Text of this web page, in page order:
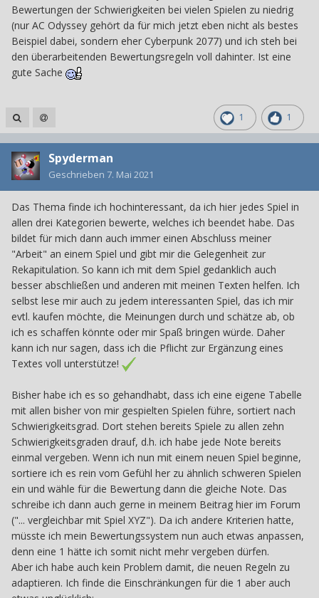
Bewertungen der Schwierigkeiten bei vielen Spielen zu niedrig
(nur AC Odyssey gehört da für mich jetzt eben nicht als bestes
Beispiel dabei, sondern eher Cyberpunk 2077) und ich steh bei
den überarbeitenden Bewertungsregeln voll dahinter. Ist eine
gute Sache
1 1
Spyderman
Geschrieben 7. Mai 2021
Das Thema finde ich hochinteressant, da ich hier jedes Spiel in
allen drei Kategorien bewerte, welches ich beendet habe. Das
bildet für mich dann auch immer einen Abschluss meiner
"Arbeit" an einem Spiel und gibt mir die Gelegenheit zur
Rekapitulation. So kann ich mit dem Spiel gedanklich auch
besser abschließen und anderen mit meinen Texten helfen. Ich
selbst lese mir auch zu jedem interessanten Spiel, das ich mir
evtl. kaufen möchte, die Meinungen durch und schätze ab, ob
ich es schaffen könnte oder mir Spaß bringen würde. Daher
kann ich nur sagen, dass ich die Pflicht zur Ergänzung eines
Textes voll unterstütze!
Bisher habe ich es so gehandhabt, dass ich eine eigene Tabelle
mit allen bisher von mir gespielten Spielen führe, sortiert nach
Schwierigkeitsgrad. Dort stehen bereits Spiele zu allen zehn
Schwierigkeitsgraden drauf, d.h. ich habe jede Note bereits
einmal vergeben. Wenn ich nun mit einem neuen Spiel beginne,
sortiere ich es rein vom Gefühl her zu ähnlich schweren Spielen
ein und wähle für die Bewertung dann die gleiche Note. Das
schreibe ich dann auch gerne in meinem Beitrag hier im Forum
("... vergleichbar mit Spiel XYZ"). Da ich andere Kriterien hatte,
müsste ich mein Bewertungssystem nun auch etwas anpassen,
denn eine 1 hätte ich somit nicht mehr vergeben dürfen.
Aber ich habe auch kein Problem damit, die neuen Regeln zu
adaptieren. Ich finde die Einschränkungen für die 1 aber auch